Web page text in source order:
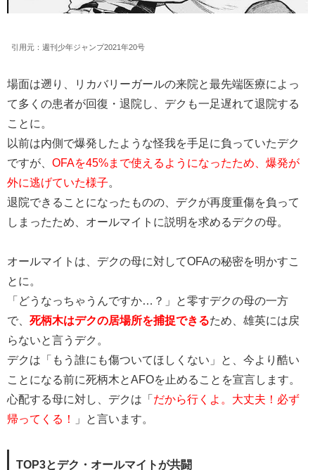
引用元：週刊少年ジャンプ2021年20号
場面は遡り、リカバリーガールの来院と最先端医療によっ
て多くの患者が回復・退院し、デクも一足遅れて退院する
ことに。
以前は内側で爆発したような怪我を手足に負っていたデク
ですが、 OFAを45%まで使えるようになったため、爆発が
外に逃げていた様子。
退院できることになったものの、デクが再度重傷を負って
しまったため、オールマイトに説明を求めるデクの母。
オールマイトは、デクの母に対してOFAの秘密を明かすこ
とに。
「どうなっちゃうんですか…？」と零すデクの母の一方
で、 死柄木はデクの居場所を捕捉できるため、雄英には戻
らないと言うデク。
デクは「もう誰にも傷ついてほしくない」と、今より酷い
ことになる前に死柄木とAFOを止めることを宣言します。
心配する母に対し、デクは「 だから行くよ。大丈夫！必ず
帰ってくる！
」と言います。
TOP3とデク・オールマイトが共闘